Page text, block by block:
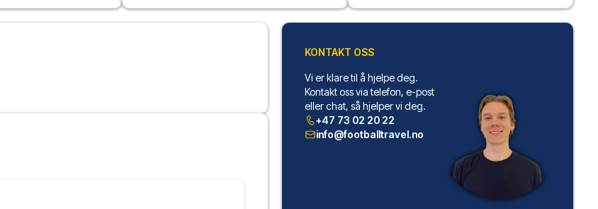
KONTAKT OSS
Vi er klare til å hjelpe deg.
Kontakt oss via telefon, e-post
eller chat, så hjelper vi deg.
+47 73 02 20 22
info@footballtravel.no